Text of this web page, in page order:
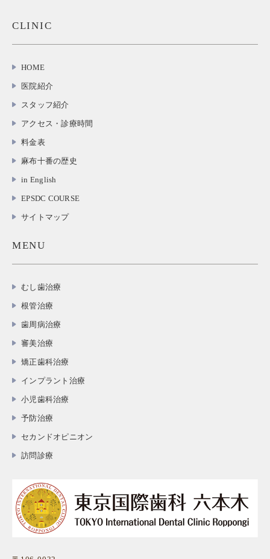
CLINIC
HOME
医院紹介
スタッフ紹介
アクセス・診療時間
料金表
麻布十番の歴史
in English
EPSDC COURSE
サイトマップ
MENU
むし歯治療
根管治療
歯周病治療
審美治療
矯正歯科治療
インプラント治療
小児歯科治療
予防治療
セカンドオピニオン
訪問診療